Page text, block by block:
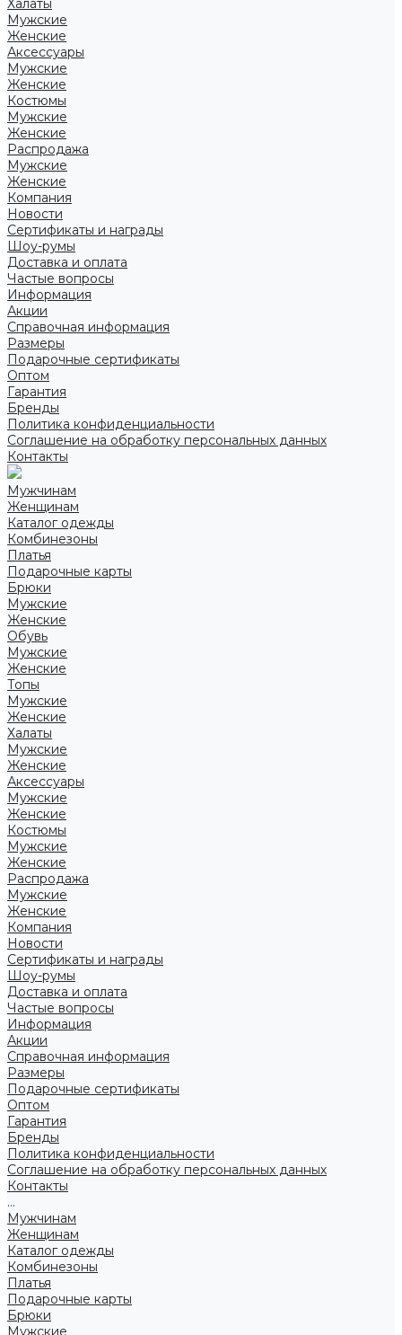
Халаты
Мужские
Женские
Аксессуары
Мужские
Женские
Костюмы
Мужские
Женские
Распродажа
Мужские
Женские
Компания
Новости
Сертификаты и награды
Шоу-румы
Доставка и оплата
Частые вопросы
Информация
Акции
Справочная информация
Размеры
Подарочные сертификаты
Оптом
Гарантия
Бренды
Политика конфиденциальности
Соглашение на обработку персональных данных
Контакты
Мужчинам
Женщинам
Каталог одежды
Комбинезоны
Платья
Подарочные карты
Брюки
Мужские
Женские
Обувь
Мужские
Женские
Топы
Мужские
Женские
Халаты
Мужские
Женские
Аксессуары
Мужские
Женские
Костюмы
Мужские
Женские
Распродажа
Мужские
Женские
Компания
Новости
Сертификаты и награды
Шоу-румы
Доставка и оплата
Частые вопросы
Информация
Акции
Справочная информация
Размеры
Подарочные сертификаты
Оптом
Гарантия
Бренды
Политика конфиденциальности
Соглашение на обработку персональных данных
Контакты
...
Мужчинам
Женщинам
Каталог одежды
Комбинезоны
Платья
Подарочные карты
Брюки
Мужские